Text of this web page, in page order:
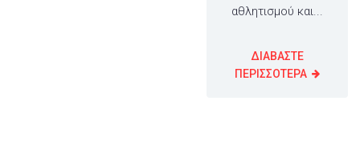
αθλητισμού και...
ΔΙΑΒΑΣΤΕ
ΠΕΡΙΣΣΟΤΕΡΑ